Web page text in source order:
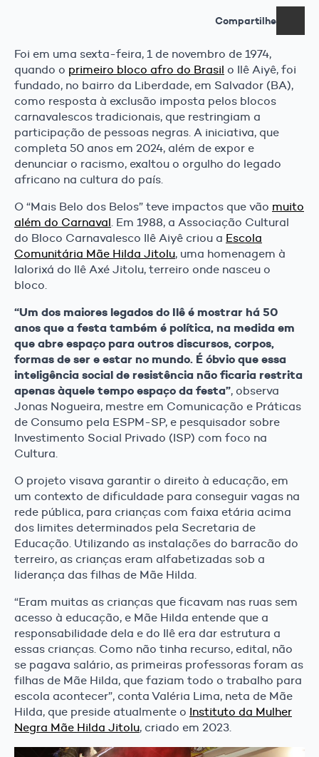
Compartilhe
Foi em uma sexta-feira, 1 de novembro de 1974,
quando o primeiro bloco afro do Brasil o Ilê Aiyê, foi
fundado, no bairro da Liberdade, em Salvador (BA),
como resposta à exclusão imposta pelos blocos
carnavalescos tradicionais, que restringiam a
participação de pessoas negras. A iniciativa, que
completa 50 anos em 2024, além de expor e
denunciar o racismo, exaltou o orgulho do legado
africano na cultura do país.
O “Mais Belo dos Belos” teve impactos que vão muito
além do Carnaval. Em 1988, a Associação Cultural
do Bloco Carnavalesco Ilê Aiyê criou a Escola
Comunitária Mãe Hilda Jitolu, uma homenagem à
Ialorixá do Ilê Axé Jitolu, terreiro onde nasceu o
bloco.
“Um dos maiores legados do Ilê é mostrar há 50
anos que a festa também é política, na medida em
que abre espaço para outros discursos, corpos,
formas de ser e estar no mundo. É óbvio que essa
inteligência social de resistência não ficaria restrita
apenas àquele tempo espaço da festa”, observa
Jonas Nogueira, mestre em Comunicação e Práticas
de Consumo pela ESPM-SP, e pesquisador sobre
Investimento Social Privado (ISP) com foco na
Cultura.
O projeto visava garantir o direito à educação, em
um contexto de dificuldade para conseguir vagas na
rede pública, para crianças com faixa etária acima
dos limites determinados pela Secretaria de
Educação. Utilizando as instalações do barracão do
terreiro, as crianças eram alfabetizadas sob a
liderança das filhas de Mãe Hilda.
“Eram muitas as crianças que ficavam nas ruas sem
acesso à educação, e Mãe Hilda entende que a
responsabilidade dela e do Ilê era dar estrutura a
essas crianças. Como não tinha recurso, edital, não
se pagava salário, as primeiras professoras foram as
filhas de Mãe Hilda, que faziam todo o trabalho para
escola acontecer”, conta Valéria Lima, neta de Mãe
Hilda, que preside atualmente o Instituto da Mulher
Negra Mãe Hilda Jitolu, criado em 2023.